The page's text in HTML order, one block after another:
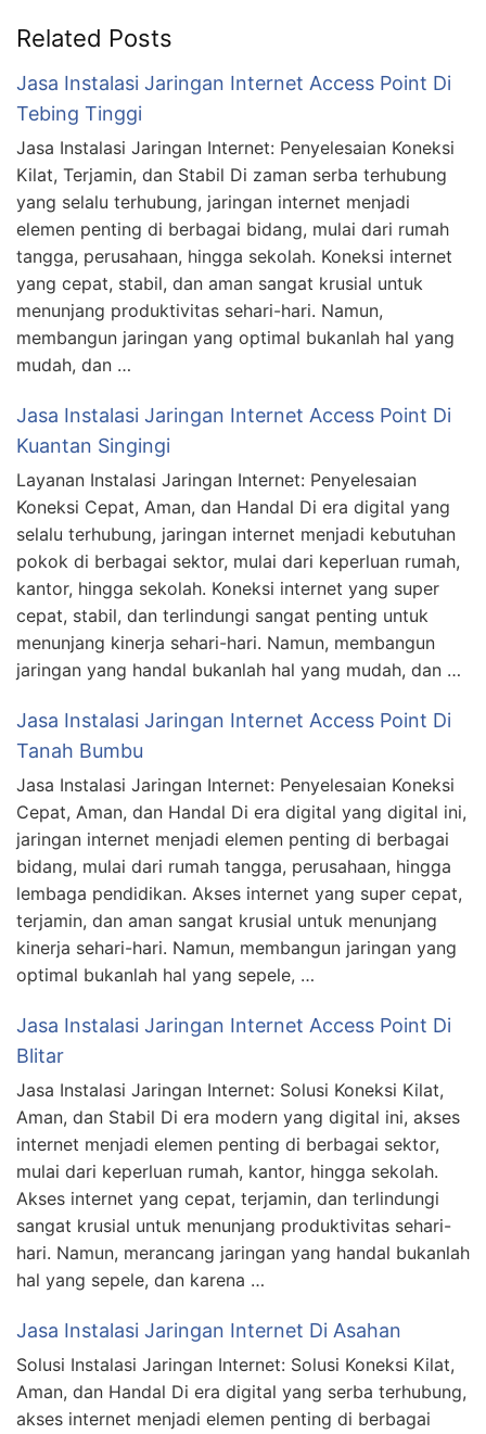
Related Posts
Jasa Instalasi Jaringan Internet Access Point Di
Tebing Tinggi
Jasa Instalasi Jaringan Internet: Penyelesaian Koneksi
Kilat, Terjamin, dan Stabil Di zaman serba terhubung
yang selalu terhubung, jaringan internet menjadi
elemen penting di berbagai bidang, mulai dari rumah
tangga, perusahaan, hingga sekolah. Koneksi internet
yang cepat, stabil, dan aman sangat krusial untuk
menunjang produktivitas sehari-hari. Namun,
membangun jaringan yang optimal bukanlah hal yang
mudah, dan …
Jasa Instalasi Jaringan Internet Access Point Di
Kuantan Singingi
Layanan Instalasi Jaringan Internet: Penyelesaian
Koneksi Cepat, Aman, dan Handal Di era digital yang
selalu terhubung, jaringan internet menjadi kebutuhan
pokok di berbagai sektor, mulai dari keperluan rumah,
kantor, hingga sekolah. Koneksi internet yang super
cepat, stabil, dan terlindungi sangat penting untuk
menunjang kinerja sehari-hari. Namun, membangun
jaringan yang handal bukanlah hal yang mudah, dan …
Jasa Instalasi Jaringan Internet Access Point Di
Tanah Bumbu
Jasa Instalasi Jaringan Internet: Penyelesaian Koneksi
Cepat, Aman, dan Handal Di era digital yang digital ini,
jaringan internet menjadi elemen penting di berbagai
bidang, mulai dari rumah tangga, perusahaan, hingga
lembaga pendidikan. Akses internet yang super cepat,
terjamin, dan aman sangat krusial untuk menunjang
kinerja sehari-hari. Namun, membangun jaringan yang
optimal bukanlah hal yang sepele, …
Jasa Instalasi Jaringan Internet Access Point Di
Blitar
Jasa Instalasi Jaringan Internet: Solusi Koneksi Kilat,
Aman, dan Stabil Di era modern yang digital ini, akses
internet menjadi elemen penting di berbagai sektor,
mulai dari keperluan rumah, kantor, hingga sekolah.
Akses internet yang cepat, terjamin, dan terlindungi
sangat krusial untuk menunjang produktivitas sehari-
hari. Namun, merancang jaringan yang handal bukanlah
hal yang sepele, dan karena …
Jasa Instalasi Jaringan Internet Di Asahan
Solusi Instalasi Jaringan Internet: Solusi Koneksi Kilat,
Aman, dan Handal Di era digital yang serba terhubung,
akses internet menjadi elemen penting di berbagai